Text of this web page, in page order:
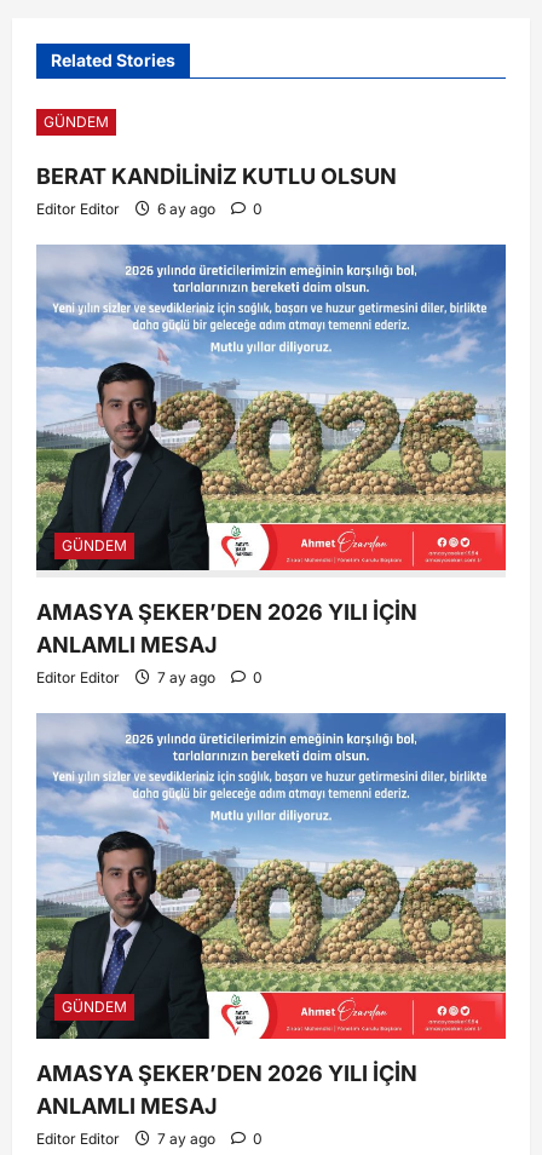
Related Stories
GÜNDEM
BERAT KANDİLİNİZ KUTLU OLSUN
Editor Editor 6 ay ago 0
GÜNDEM
AMASYA ŞEKER’DEN 2026 YILI İÇİN
ANLAMLI MESAJ
Editor Editor 7 ay ago 0
GÜNDEM
AMASYA ŞEKER’DEN 2026 YILI İÇİN
ANLAMLI MESAJ
Editor Editor 7 ay ago 0